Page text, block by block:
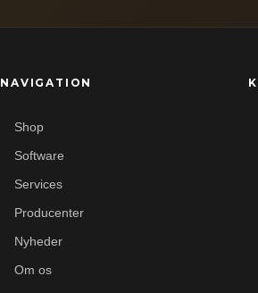
NAVIGATION
Shop
Software
Services
Producenter
Nyheder
Om os